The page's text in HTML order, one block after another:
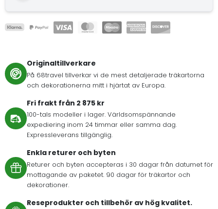
Originaltillverkare
På 68travel tillverkar vi de mest detaljerade träkartorna
och dekorationerna mitt i hjärtat av Europa.
Fri frakt från 2 875 kr
100-tals modeller i lager. Världsomspännande
expediering inom 24 timmar eller samma dag.
Expressleverans tillgänglig.
Enkla returer och byten
Returer och byten accepteras i 30 dagar från datumet för
mottagande av paketet. 90 dagar för träkartor och
dekorationer.
Reseprodukter och tillbehör av hög kvalitet.